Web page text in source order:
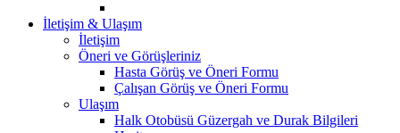
İletişim & Ulaşım
İletişim
Öneri ve Görüşleriniz
Hasta Görüş ve Öneri Formu
Çalışan Görüş ve Öneri Formu
Ulaşım
Halk Otobüsü Güzergah ve Durak Bilgileri